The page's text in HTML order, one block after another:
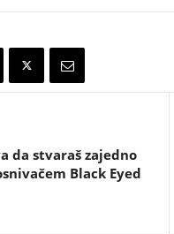
da stvaraš zajedno
Black Eyed